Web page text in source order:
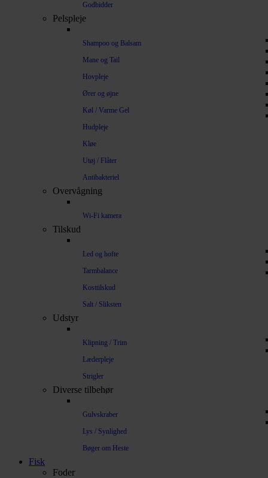
Godbidder
Pelspleje
Shampoo og Balsam
Mane og Tail
Hovpleje
Ører og øjne
Køl / Varme Gel
Hudpleje
Kløe
Utøj / Flåter
Antibakteriel
Overvågning
Wi-Fi kamera
Tilskud
Led og hofte
Tarmbalance
Kosttilskud
Salt / Sliksten
Udstyr
Klipning / Trim
Læderpleje
Strigler
Diverse tilbehør
Gulvskraber
Lys / Synlighed
Bøger om Heste
Fisk
Foder